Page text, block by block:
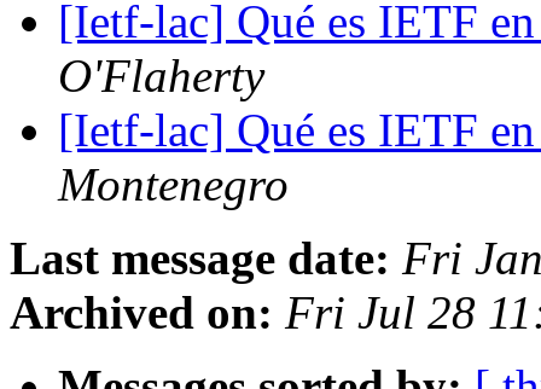
[Ietf-lac] Qué es IETF
O'Flaherty
[Ietf-lac] Qué es IETF
Montenegro
Last message date: Fri
Archived on: Fri Jul 28